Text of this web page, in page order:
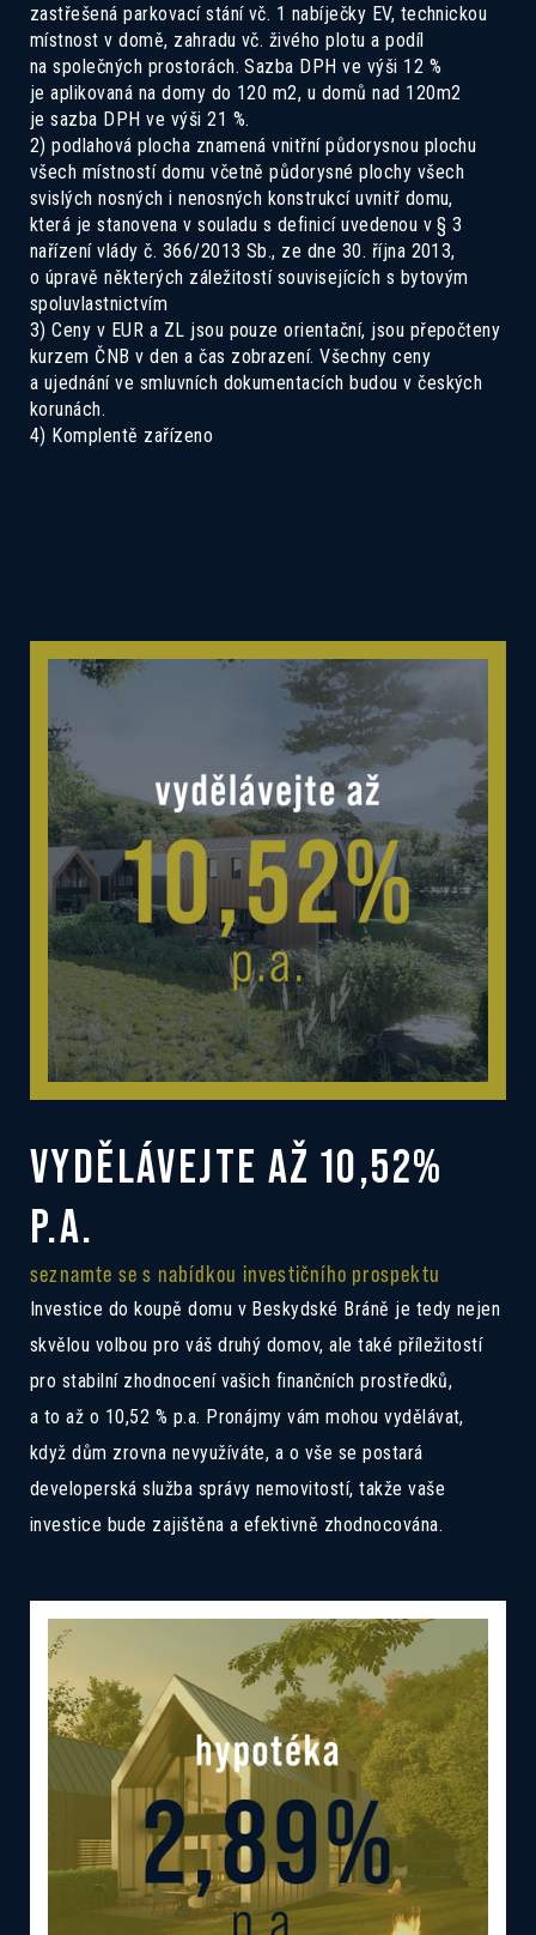
zastřešená parkovací stání vč. 1 nabíječky EV, technickou
místnost v domě, zahradu vč. živého plotu a podíl
na společných prostorách. Sazba DPH ve výši 12 %
je aplikovaná na domy do 120 m2, u domů nad 120m2
je sazba DPH ve výši 21 %.
2) podlahová plocha znamená vnitřní půdorysnou plochu
všech místností domu včetně půdorysné plochy všech
svislých nosných i nenosných konstrukcí uvnitř domu,
která je stanovena v souladu s definicí uvedenou v § 3
nařízení vlády č. 366/2013 Sb., ze dne 30. října 2013,
o úpravě některých záležitostí souvisejících s bytovým
spoluvlastnictvím
3) Ceny v EUR a ZL jsou pouze orientační, jsou přepočteny
kurzem ČNB v den a čas zobrazení. Všechny ceny
a ujednání ve smluvních dokumentacích budou v českých
korunách.
4) Komplentě zařízeno
VYDĚLÁVEJTE AŽ 10,52%
P.A.
seznamte se s nabídkou investičního prospektu
Investice do koupě domu v Beskydské Bráně je tedy nejen
skvělou volbou pro váš druhý domov, ale také příležitostí
pro stabilní zhodnocení vašich finančních prostředků,
a to až o 10,52 % p.a. Pronájmy vám mohou vydělávat,
když dům zrovna nevyužíváte, a o vše se postará
developerská služba správy nemovitostí, takže vaše
investice bude zajištěna a efektivně zhodnocována.
Souhlas se zpracováním osobních
Pokud Vás zajímá tento dům, ozvěte se
nám a rádi Vás seznámíme se všemi
možnostmi.
Souhlasím se zasíláním informací
osobních údajů